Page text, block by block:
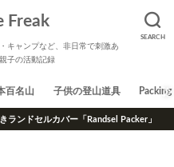
SEARCH
Freak
キャンプなど、非日常で刺激あ
子の活動記録
百名山 子供の登山道具 Packing
ランドセルカバー「Randsel Packer」